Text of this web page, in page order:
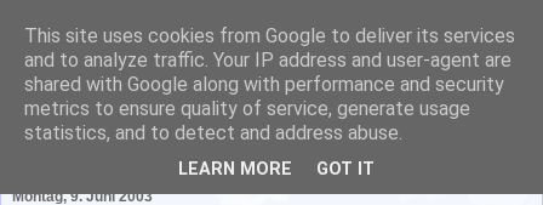
Literatur in Baden-
Württemberg
Montag, 9. Juni 2003
This site uses cookies from Google to deliver its services
and to analyze traffic. Your IP address and user-agent are
shared with Google along with performance and security
metrics to ensure quality of service, generate usage
statistics, and to detect and address abuse.
LEARN MORE GOT IT